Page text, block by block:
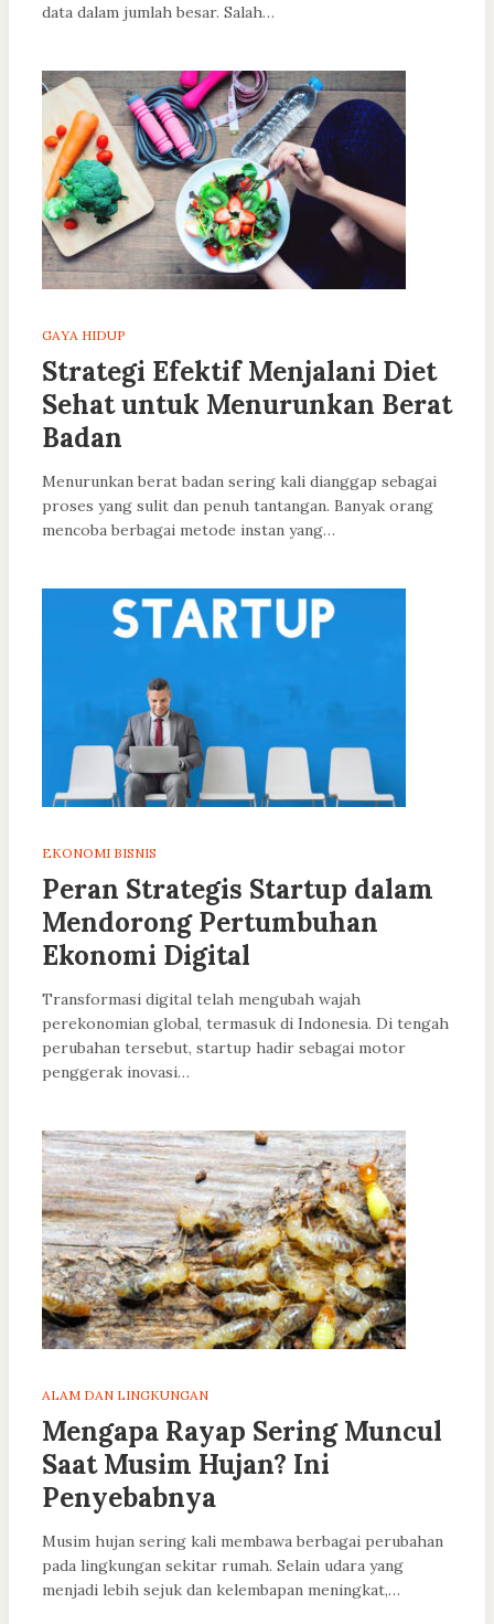
data dalam jumlah besar. Salah…
GAYA HIDUP
Strategi Efektif Menjalani Diet
Sehat untuk Menurunkan Berat
Badan
Menurunkan berat badan sering kali dianggap sebagai
proses yang sulit dan penuh tantangan. Banyak orang
mencoba berbagai metode instan yang…
EKONOMI BISNIS
Peran Strategis Startup dalam
Mendorong Pertumbuhan
Ekonomi Digital
Transformasi digital telah mengubah wajah
perekonomian global, termasuk di Indonesia. Di tengah
perubahan tersebut, startup hadir sebagai motor
penggerak inovasi…
ALAM DAN LINGKUNGAN
Mengapa Rayap Sering Muncul
Saat Musim Hujan? Ini
Penyebabnya
Musim hujan sering kali membawa berbagai perubahan
pada lingkungan sekitar rumah. Selain udara yang
menjadi lebih sejuk dan kelembapan meningkat,…